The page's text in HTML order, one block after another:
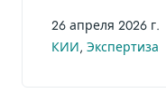
26 апреля 2026 г.
КИИ, Экспертиза